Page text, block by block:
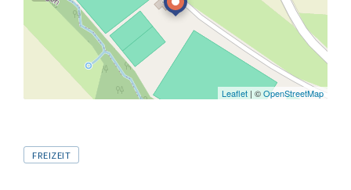
Leaflet | ©OpenStreetMap
Tags
FREIZEIT